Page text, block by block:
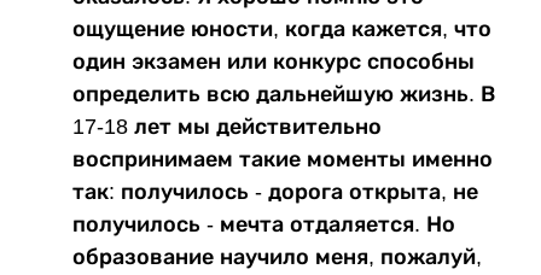
ощущение юности, когда кажется, что
один экзамен или конкурс способны
определить всю дальнейшую жизнь. В
17-18 лет мы действительно
воспринимаем такие моменты именно
так: получилось - дорога открыта, не
получилось - мечта отдаляется. Но
образование научило меня, пожалуй,